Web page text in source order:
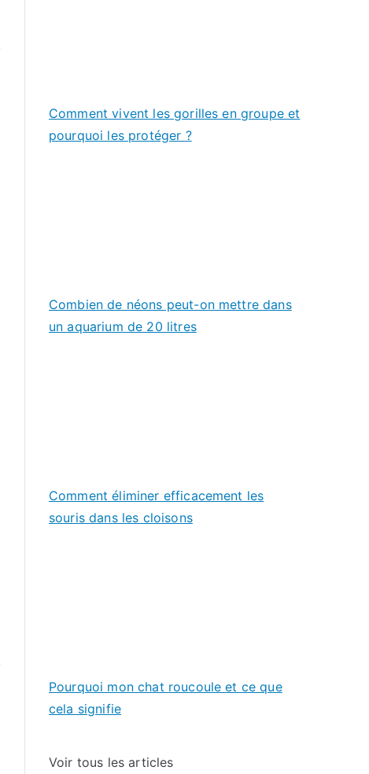
Comment vivent les gorilles en groupe et
pourquoi les protéger ?
Combien de néons peut-on mettre dans
un aquarium de 20 litres
Comment éliminer efficacement les
souris dans les cloisons
Pourquoi mon chat roucoule et ce que
cela signifie
Voir tous les articles